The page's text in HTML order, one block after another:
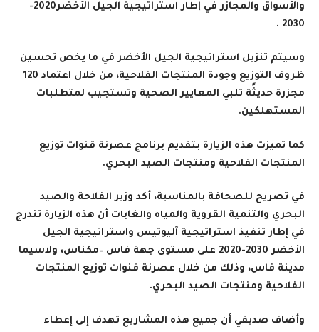
والأسواق والمجازر في إطار استراتيجية الجيل الأخضر2020-
2030
.
وسيتم تنزيل استراتيجية الجيل الأخضر في ما يخص تحسين
ظروف التوزيع وجودة المنتجات الفلاحية، من خلال اعتماد 120
مجزرة حديثًة تلبي المعايير الصحية وتستجيب لمتطلبات
المستهلكين.
كما تميزت هذه الزيارة بتقديم برنامج عصرنة قنوات توزيع
المنتجات الفلاحية ومنتجات الصيد البحري.
في تصريح للصحافة بالمناسبة، أكد وزير الفلاحة والصيد
البحري والتنمية القروية والمياه والغابات أن هذه الزيارة تندرج
في إطار تنفيذ استراتيجية آليوتيس واستراتيجية الجيل
الأخضر 2030-2020 على مستوى جهة فاس –مكناس، ولاسيما
مدينة فاس، وذلك من خلال عصرنة قنوات توزيع المنتجات
الفلاحية ومنتجات الصيد البحري.
وأضاف صديقي أن جميع هذه المشاريع تهدف إلى إعطاء